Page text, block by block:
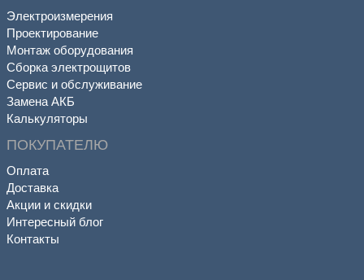
Электроизмерения
Проектирование
Монтаж оборудования
Сборка электрощитов
Сервис и обслуживание
Замена АКБ
Калькуляторы
ПОКУПАТЕЛЮ
Оплата
Доставка
Акции и скидки
Интересный блог
Контакты